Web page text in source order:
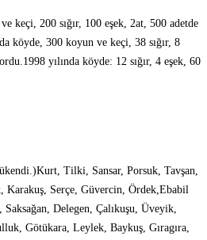
keçi, 200 sığır, 100 eşek, 2at, 500 adetde
köyde, 300 koyun ve keçi, 38 sığır, 8
yılında köyde: 12 sığır, 4 eşek, 60
Tilki, Sansar, Porsuk, Tavşan,
Karakuş, Serçe, Güvercin, Ördek,Ebabil
Delegen, Çalıkuşu, Üveyik,
Götükara, Leylek, Baykuş, Gıragıra,